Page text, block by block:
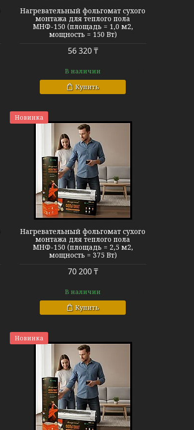
Нагревательный фольгомат сухого
монтажа для теплого пола
МНФ-150 (площадь = 1,0 м2,
мощность = 150 Вт)
56 320 ₸
В наличии
Купить
Новинка
Нагревательный фольгомат сухого
монтажа для теплого пола
МНФ-150 (площадь = 2,5 м2,
мощность = 375 Вт)
70 200 ₸
В наличии
Купить
Новинка